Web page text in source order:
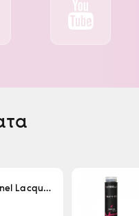
Λακ Professionel Lacque Super Strong 500ml